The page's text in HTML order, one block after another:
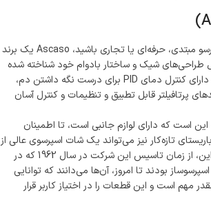
اگر به دنبال تجهیزات اسپرسو مبتدی، حرفه‌ای یا تجاری باشید، Ascaso یک برند
طراحی‌های شیک و ساختار بادوام خود شناخته شده
است. هر دستگاه این برند دارای کنترل دمای PID برای درست نگه داشتن دم،
پرتافیلتر قابل تطبیق و تنظیمات و کنترل آسان
است که دارای لوازم جانبی است، تا اطمینان
تازه‌کار نیز می‌تواند یک شات اسپرسوی عالی از
آن استخراج کند. علاوه بر این، از زمان تاسیس این شرکت در سال 1962 که در
بودند تا امروز، آن‌ها می‌دانند که توانایی
مهم است و این قطعات را در اختیاز کاربر قرار